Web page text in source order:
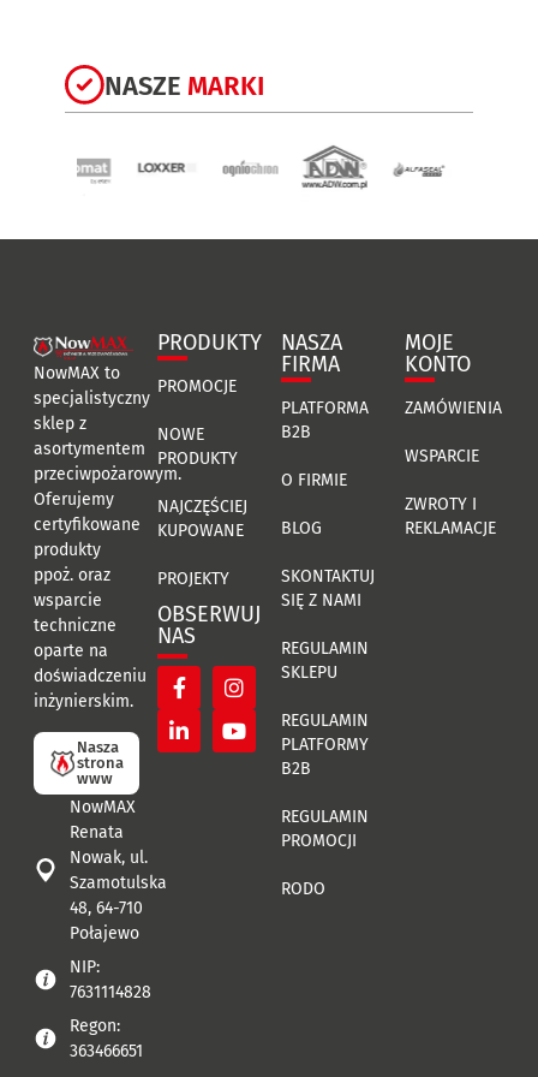
NASZE MARKI
NowMAX to
specjalistyczny
sklep z
asortymentem
przeciwpożarowym.
Oferujemy
certyfikowane
produkty
ppoż. oraz
wsparcie
techniczne
oparte na
doświadczeniu
inżynierskim.
Nasza
strona
www
NowMAX
Renata
Nowak, ul.
Szamotulska
48, 64-710
Połajewo
NIP:
7631114828
Regon:
363466651
PRODUKTY
PROMOCJE
NOWE
PRODUKTY
NAJCZĘŚCIEJ
KUPOWANE
PROJEKTY
OBSERWUJ
NAS
NASZA
FIRMA
PLATFORMA
B2B
O FIRMIE
BLOG
SKONTAKTUJ
SIĘ Z NAMI
REGULAMIN
SKLEPU
REGULAMIN
PLATFORMY
B2B
REGULAMIN
PROMOCJI
RODO
MOJE
KONTO
ZAMÓWIENIA
WSPARCIE
ZWROTY I
REKLAMACJE